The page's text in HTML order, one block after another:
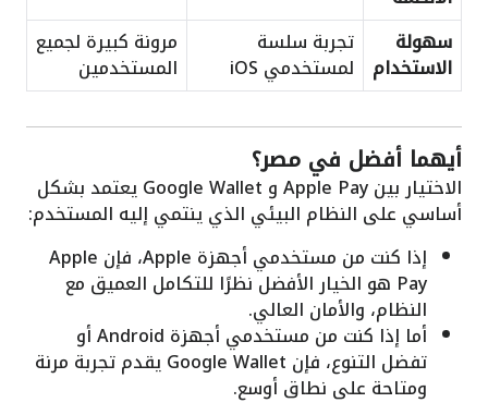
سهولة
الاستخدام
تجربة سلسة
لمستخدمي iOS
مرونة كبيرة لجميع
المستخدمين
أيهما أفضل في مصر؟
الاختيار بين Apple Pay و Google Wallet يعتمد بشكل
أساسي على النظام البيئي الذي ينتمي إليه المستخدم:
إذا كنت من مستخدمي أجهزة Apple، فإن Apple
Pay هو الخيار الأفضل نظرًا للتكامل العميق مع
النظام، والأمان العالي.
أما إذا كنت من مستخدمي أجهزة Android أو
تفضل التنوع، فإن Google Wallet يقدم تجربة مرنة
ومتاحة على نطاق أوسع.